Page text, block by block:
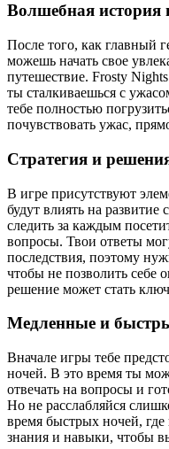
Волшебная история
После того, как главный
можешь начать свое
путешествие. Frosty
ты сталкиваешься с
тебе полностью
почувствовать ужас,
Стратегия и
В игре присутствуют
будут влиять на
следить за каждым
вопросы. Твои ответы
последствия, поэтому
чтобы не позволить себе
решение может стать
Медленные и
Вначале игры тебе
ночей. В это время ты
отвечать на вопросы и
Но не расслабляйся
время быстрых ночей, где
знания и навыки, чтобы